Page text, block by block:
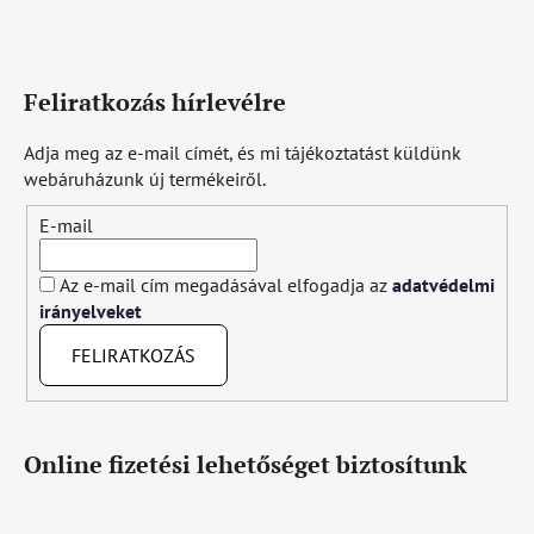
Feliratkozás hírlevélre
Adja meg az e-mail címét, és mi tájékoztatást küldünk
webáruházunk új termékeiről.
E-mail
Az e-mail cím megadásával elfogadja az adatvédelmi
irányelveket
FELIRATKOZÁS
Online fizetési lehetőséget biztosítunk